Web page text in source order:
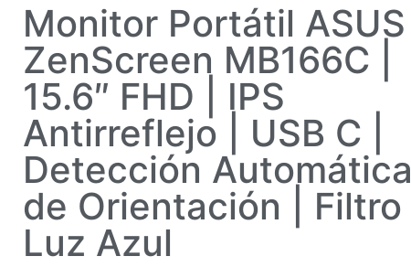
Monitor Portátil ASUS
ZenScreen MB166C |
15.6″ FHD | IPS
Antirreflejo | USB C |
Detección Automática
de Orientación | Filtro
Luz Azul